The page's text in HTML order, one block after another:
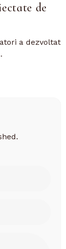
de
a dezvoltat